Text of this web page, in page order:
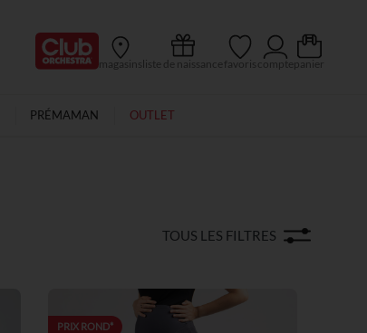
Ma Carte Club
magasins liste de naissance favoris compte panier
PRÉMAMAN OUTLET
TOUS LES FILTRES
PRIX ROND*